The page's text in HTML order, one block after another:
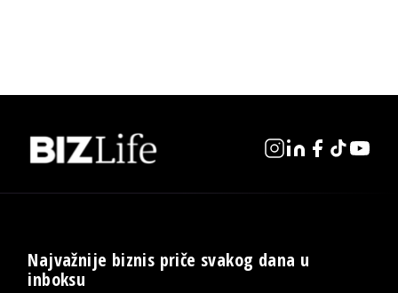
Najvažnije biznis priče svakog dana u
inboksu